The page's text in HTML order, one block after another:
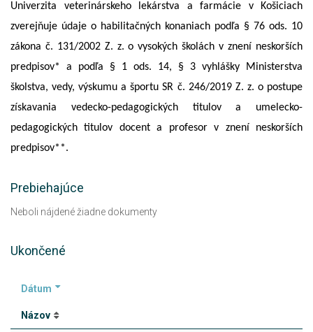
Univerzita veterinárskeho lekárstva a farmácie v Košiciach
zverejňuje údaje o habilitačných konaniach podľa § 76 ods. 10
zákona č. 131/2002 Z. z. o vysokých školách v znení neskorších
predpisov* a podľa § 1 ods. 14, § 3 vyhlášky Ministerstva
školstva, vedy, výskumu a športu SR č. 246/2019 Z. z. o postupe
získavania vedecko-pedagogických titulov a umelecko-
pedagogických titulov docent a profesor v znení neskorších
predpisov**.
Prebiehajúce
Neboli nájdené žiadne dokumenty
Ukončené
Dátum
Názov